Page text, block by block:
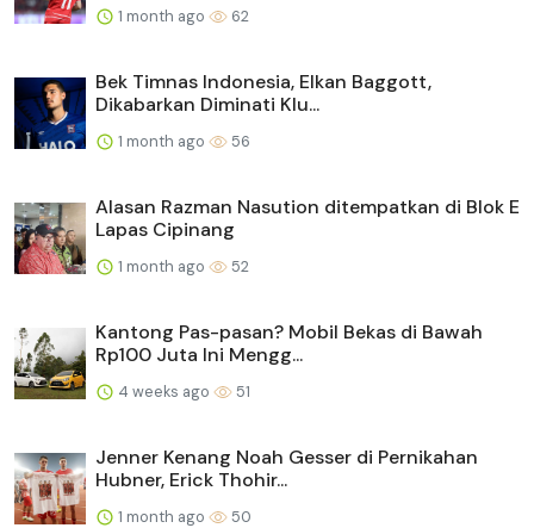
1 month ago 62
Bek Timnas Indonesia, Elkan Baggott,
Dikabarkan Diminati Klu...
1 month ago 56
Alasan Razman Nasution ditempatkan di Blok E
Lapas Cipinang
1 month ago 52
Kantong Pas-pasan? Mobil Bekas di Bawah
Rp100 Juta Ini Mengg...
4 weeks ago 51
Jenner Kenang Noah Gesser di Pernikahan
Hubner, Erick Thohir...
1 month ago 50